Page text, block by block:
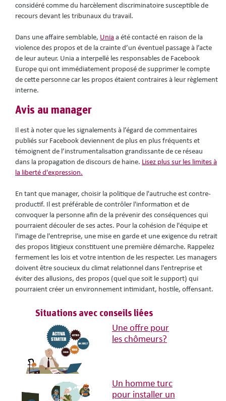
considéré comme du harcèlement discriminatoire susceptible de
recours devant les tribunaux du travail.
Dans une affaire semblable, Unia a été contacté en raison de la
violence des propos et de la crainte d’un éventuel passage à l’acte
de leur auteur. Unia a interpellé les responsables de Facebook
Europe qui ont immédiatement proposé de supprimer le compte
de cette personne car les propos étaient contraires à leur règlement
interne.
Avis au manager
Il est à noter que les signalements à l’égard de commentaires
publiés sur Facebook deviennent de plus en plus fréquents et
témoignent de l’instrumentalisation grandissante de ce réseau
dans la propagation de discours de haine. Lisez plus sur les limites à
la liberté d'expression.
En tant que manager, choisir la politique de l'autruche est contre-
productif. Il est préférable de contrôler l'information et de
convoquer la personne afin de la prévenir des conséquences qui
pourraient découler de ses actes. Pour la cohésion de l'équipe et
l'image de l'entreprise, une mise en garde et une exigence du retrait
des propos litigieux constituent une première démarche. Rappelez
fermement les lois et votre intention de les respecter. Les managers
doivent être soucieux du climat relationnel dans l'entreprise et
éviter des allusions, des propos (quel que soit le support) qui
pourraient créer un environnement intimidant, hostile, offensant.
Situations avec conseils liées
Une offre pour
les chômeurs?
Un homme turc
pour installer un